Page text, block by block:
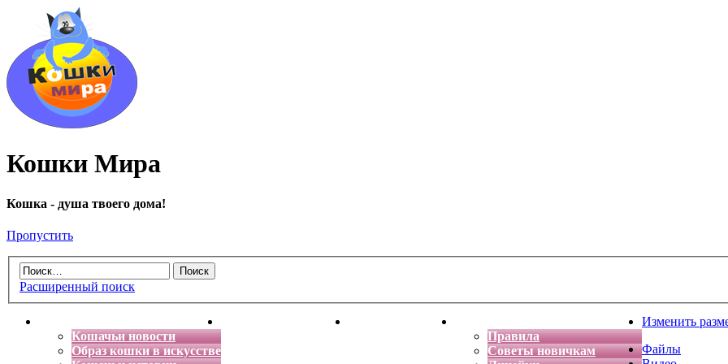
Кошки Мира
Кошка - душа твоего дома!
Пропустить
Расширенный поиск
Кошачьи новости
Образ кошки в искусстве
Энциклопедия кошек Детская фантазия
Правила
Советы новичкам
Изменить
Файлы